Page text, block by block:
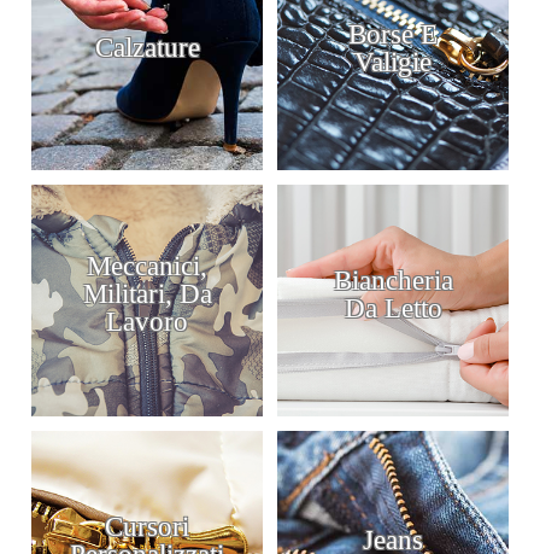
Calzature
Borse E
Valigie
Meccanici,
Militari, Da
Lavoro
Biancheria
Da Letto
Cursori
Jeans